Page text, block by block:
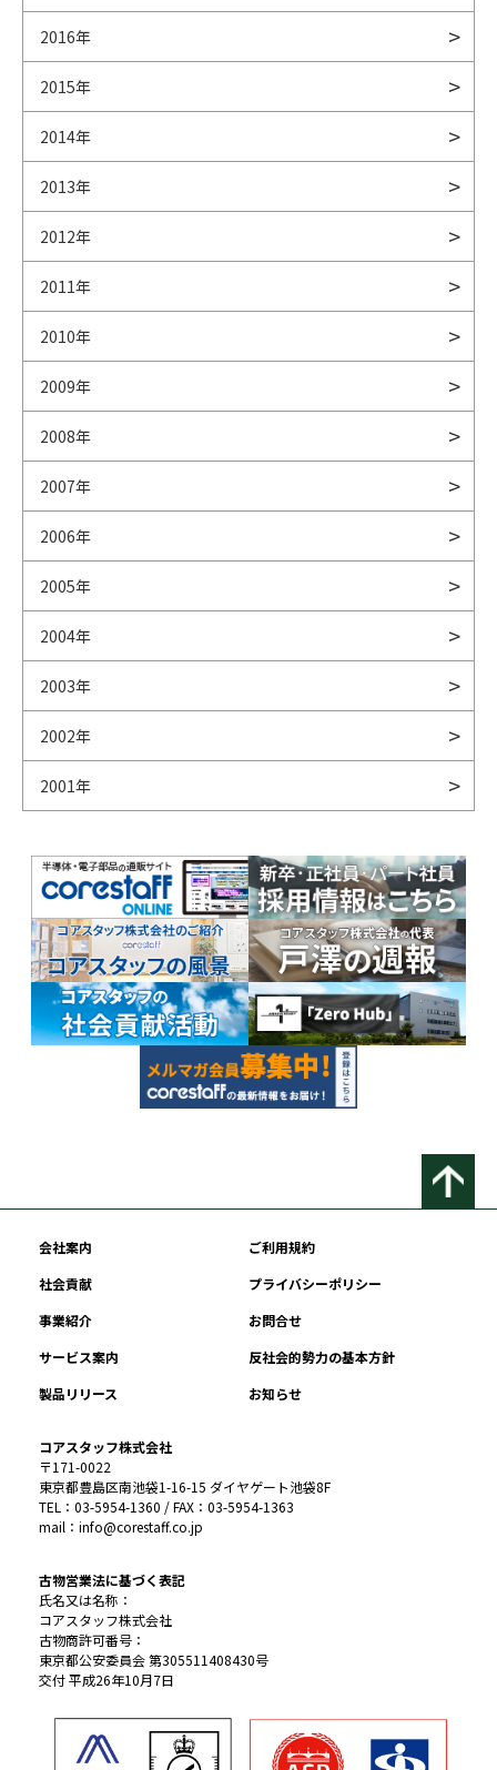
2016年
2015年
2014年
2013年
2012年
2011年
2010年
2009年
2008年
2007年
2006年
2005年
2004年
2003年
2002年
2001年
会社案内
ご利用規約
社会貢献
プライバシーポリシー
事業紹介
お問合せ
サービス案内
反社会的勢力の基本方針
製品リリース
お知らせ
コアスタッフ株式会社
〒171-0022
東京都豊島区南池袋1-16-15 ダイヤゲート池袋8F
TEL：03-5954-1360 / FAX：03-5954-1363
mail：info@corestaff.co.jp
古物営業法に基づく表記
氏名又は名称：
コアスタッフ株式会社
古物商許可番号：
東京都公安委員会 第305511408430号
交付 平成26年10月7日